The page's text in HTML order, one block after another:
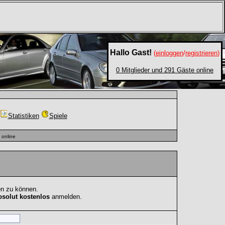
Hallo Gast! (einloggen/registrieren)
0 Mitglieder und 291 Gäste online
Statistiken Spiele
zu können.
kostenlos anmelden.